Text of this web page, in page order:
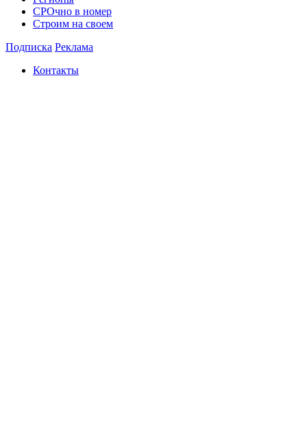
СРОчно в номер
Строим на своем
Подписка Реклама
Контакты